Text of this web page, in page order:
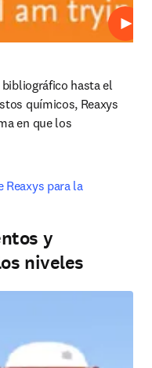
hasta el
químicos, Reaxys
en que los
Reaxys para la
y
niveles